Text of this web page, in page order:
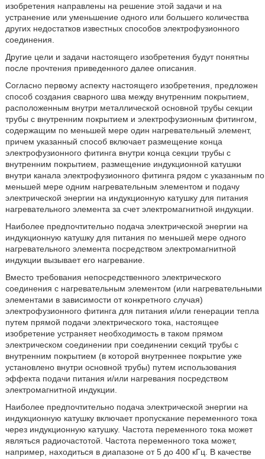
изобретения направлены на решение этой задачи и на
устранение или уменьшение одного или большего количества
других недостатков известных способов электрофузионного
соединения.
Другие цели и задачи настоящего изобретения будут понятны
после прочтения приведенного далее описания.
Согласно первому аспекту настоящего изобретения, предложен
способ создания сварного шва между внутренним покрытием,
расположенным внутри металлической основной трубы секции
трубы с внутренним покрытием и электрофузионным фитингом,
содержащим по меньшей мере один нагревательный элемент,
причем указанный способ включает размещение конца
электрофузионного фитинга внутри конца секции трубы с
внутренним покрытием, размещение индукционной катушки
внутри канала электрофузионного фитинга рядом с указанным по
меньшей мере одним нагревательным элементом и подачу
электрической энергии на индукционную катушку для питания
нагревательного элемента за счет электромагнитной индукции.
Наиболее предпочтительно подача электрической энергии на
индукционную катушку для питания по меньшей мере одного
нагревательного элемента посредством электромагнитной
индукции вызывает его нагревание.
Вместо требования непосредственного электрического
соединения с нагревательным элементом (или нагревательными
элементами в зависимости от конкретного случая)
электрофузионного фитинга для питания и/или генерации тепла
путем прямой подачи электрического тока, настоящее
изобретение устраняет необходимость в таком прямом
электрическом соединении при соединении секций трубы с
внутренним покрытием (в которой внутреннее покрытие уже
установлено внутри основной трубы) путем использования
эффекта подачи питания и/или нагревания посредством
электромагнитной индукции.
Наиболее предпочтительно подача электрической энергии на
индукционную катушку включает пропускание переменного тока
через индукционную катушку. Частота переменного тока может
являться радиочастотой. Частота переменного тока может,
например, находиться в диапазоне от 5 до 400 кГц. В качестве